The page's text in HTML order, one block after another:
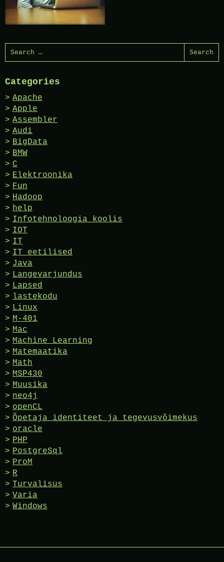
Search
for:
Categories
Apache
Apple
Assembler
Audi
BigData
BMW
C
Elektroonika
Fun
Hadoop
help
Infotehnoloogia koolis
IOT
IT
IT eetilised
Java
Langevarjundus
Lapsed
lastekodu
Linux
M-401
Mac
Machine Learning
Matemaatika
Math
MSP430
Muusika
neo4j
openCL
Õpetaja identiteet ja tegevusvõimekus
oracle
PHP
PostgreSql
ProM
R
Turvalisus
Varia
Windows